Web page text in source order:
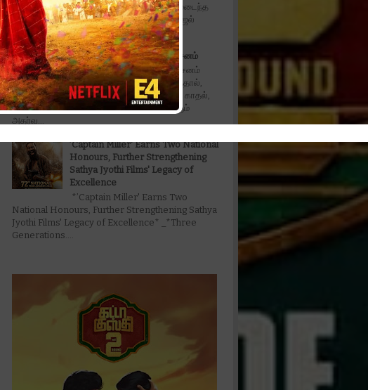
ஒரு அதிரடி போஸ்டர் !* கோபமடைந்த
கூட்டத்தை எதிர்கொள்ளும் காஜல்
அகர்வால், ஷ்ரேயாஸ் தல்படே! நச்சு பூச்சி...
இதயம் முரளி’ திரைப்பட விமர்சனம்
இதயம் முரளி’ திரைப்பட விமர்சனம்
முதல் காதல் தோல்வியில் முடிந்தால்,
அந்த வலிக்கு மருந்து மற்றொரு காதல்,
என்று வரிசைக்கட்டி காதலிக்கும்
அதர்வ...
’Captain Miller' Earns Two National
Honours, Further Strengthening
Sathya Jyothi Films' Legacy of
Excellence
*’Captain Miller' Earns Two
National Honours, Further Strengthening Sathya
Jyothi Films' Legacy of Excellence* _*Three
Generations....